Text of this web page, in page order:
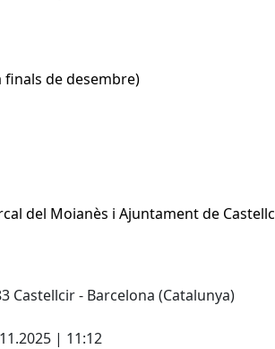
finals de desembre)
del Moianès i Ajuntament de
Castellcir - Barcelona (Catalunya)
| 11:12